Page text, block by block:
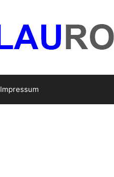
Impressum